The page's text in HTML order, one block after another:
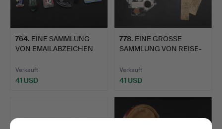
764. EINE SAMMLUNG
VON EMAILABZEICHEN
Verkauft
41 USD
778. EINE GROSSE
SAMMLUNG VON REISE-
Verkauft
41 USD